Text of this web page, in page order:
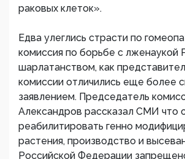
раковых клеток».
Едва улеглись страсти по
комиссия по борьбе с лженаукой
шарлатанством, как
комиссии отличились еще более
заявлением. Председатель
Александров рассказал СМИ что
реабилитировать генно
растения, производство и
Российской Федерации